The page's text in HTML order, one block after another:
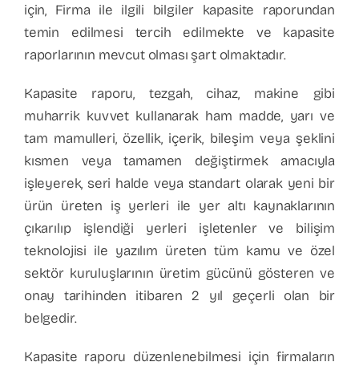
için, Firma ile ilgili bilgiler kapasite raporundan
temin edilmesi tercih edilmekte ve kapasite
raporlarının mevcut olması şart olmaktadır.
Kapasite raporu, tezgah, cihaz, makine gibi
muharrik kuvvet kullanarak ham madde, yarı ve
tam mamulleri, özellik, içerik, bileşim veya şeklini
kısmen veya tamamen değiştirmek amacıyla
işleyerek, seri halde veya standart olarak yeni bir
ürün üreten iş yerleri ile yer altı kaynaklarının
çıkarılıp işlendiği yerleri işletenler ve bilişim
teknolojisi ile yazılım üreten tüm kamu ve özel
sektör kuruluşlarının üretim gücünü gösteren ve
onay tarihinden itibaren 2 yıl geçerli olan bir
belgedir.
Kapasite raporu düzenlenebilmesi için firmaların